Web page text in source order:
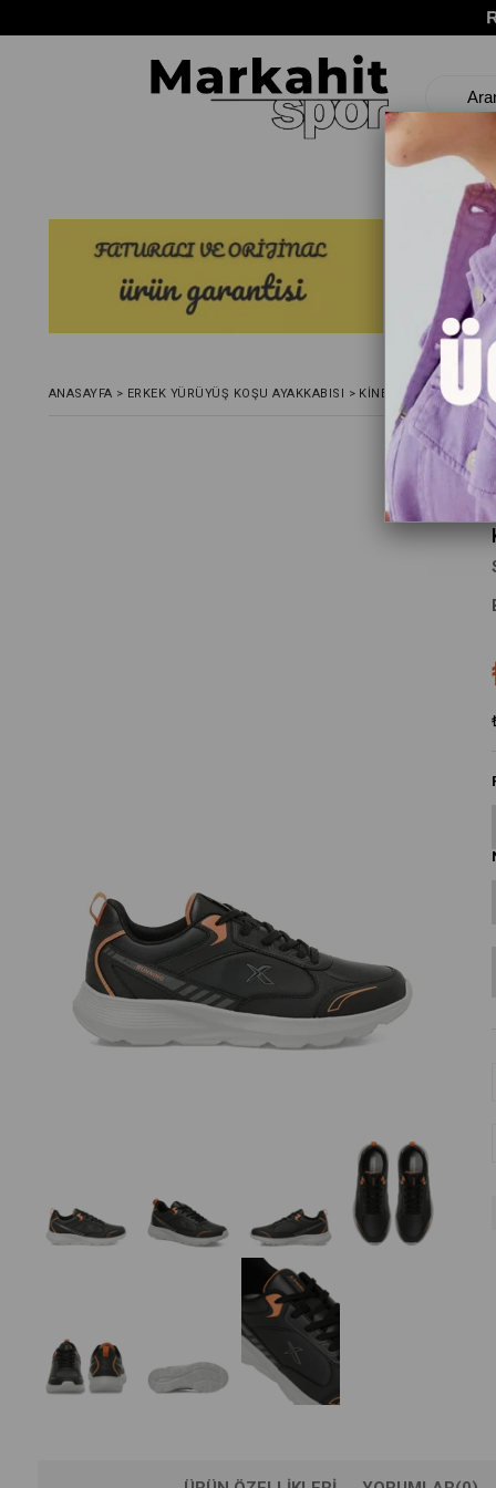
ANASAYFA > ERKEK YÜRÜYÜŞ KOŞU AYAKKABISI > KINETIX ZESPAR PU